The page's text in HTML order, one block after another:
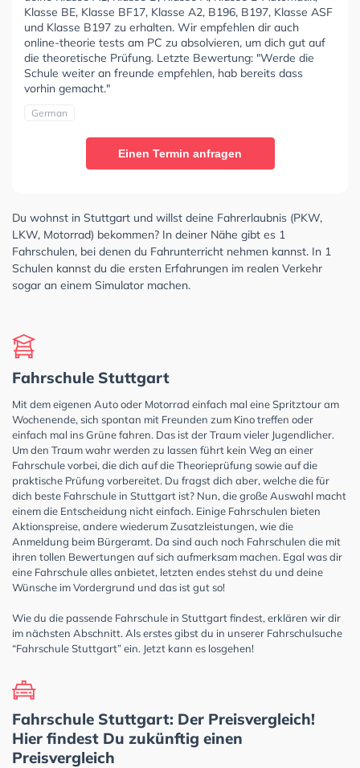
Klasse BE, Klasse BF17, Klasse A2, B196, B197, Klasse ASF
und Klasse B197 zu erhalten. Wir empfehlen dir auch
online-theorie tests am PC zu absolvieren, um dich gut auf
die theoretische Prüfung. Letzte Bewertung: "Werde die
Schule weiter an freunde empfehlen, hab bereits dass
vorhin gemacht."
German
Einen Termin anfragen
Du wohnst in Stuttgart und willst deine Fahrerlaubnis (PKW,
LKW, Motorrad) bekommen? In deiner Nähe gibt es 1
Fahrschulen, bei denen du Fahrunterricht nehmen kannst. In 1
Schulen kannst du die ersten Erfahrungen im realen Verkehr
sogar an einem Simulator machen.
Fahrschule Stuttgart
Mit dem eigenen Auto oder Motorrad einfach mal eine Spritztour am
Wochenende, sich spontan mit Freunden zum Kino treffen oder
einfach mal ins Grüne fahren. Das ist der Traum vieler Jugendlicher.
Um den Traum wahr werden zu lassen führt kein Weg an einer
Fahrschule vorbei, die dich auf die Theorieprüfung sowie auf die
praktische Prüfung vorbereitet. Du fragst dich aber, welche die für
dich beste Fahrschule in Stuttgart ist? Nun, die große Auswahl macht
einem die Entscheidung nicht einfach. Einige Fahrschulen bieten
Aktionspreise, andere wiederum Zusatzleistungen, wie die
Anmeldung beim Bürgeramt. Da sind auch noch Fahrschulen die mit
ihren tollen Bewertungen auf sich aufmerksam machen. Egal was dir
eine Fahrschule alles anbietet, letzten endes stehst du und deine
Wünsche im Vordergrund und das ist gut so!
Wie du die passende Fahrschule in Stuttgart findest, erklären wir dir
im nächsten Abschnitt. Als erstes gibst du in unserer Fahrschulsuche
“Fahrschule Stuttgart” ein. Jetzt kann es losgehen!
Fahrschule Stuttgart: Der Preisvergleich!
Hier findest Du zukünftig einen
Preisvergleich